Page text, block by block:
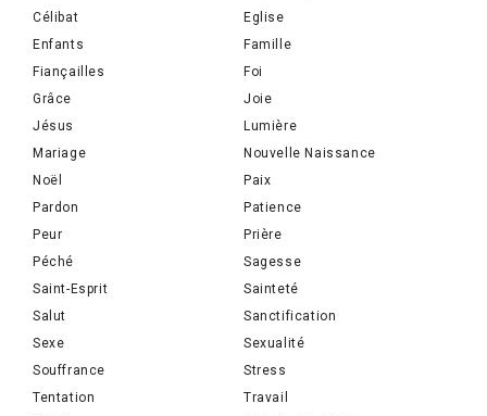
Célibat
Eglise
Enfants
Famille
Fiançailles
Foi
Grâce
Joie
Jésus
Lumière
Mariage
Nouvelle Naissance
Noël
Paix
Pardon
Patience
Peur
Prière
Péché
Sagesse
Saint-Esprit
Sainteté
Salut
Sanctification
Sexe
Sexualité
Souffrance
Stress
Tentation
Travail